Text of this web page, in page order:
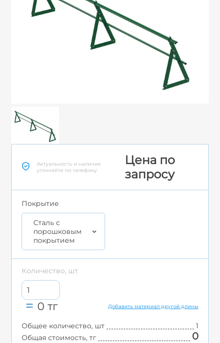
Актуальность и наличие
уточняйте по телефону
Цена по
запросу
Покрытие
Cталь с
порошковым
покрытием
Количество, шт
0 тг Добавить материал другой длины
Общее количество, шт
1
Общая стоимость, тг
0